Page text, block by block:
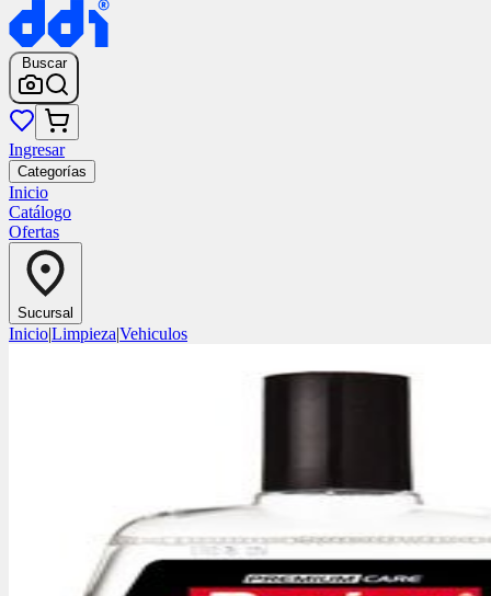
Buscar
Ingresar
Categorías
Inicio
Catálogo
Ofertas
Sucursal
Inicio|Limpieza|Vehiculos